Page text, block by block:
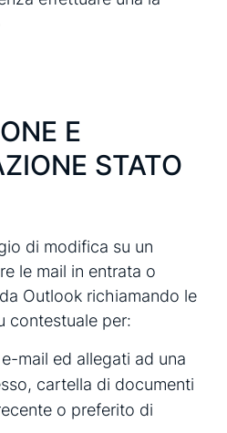
E
STATO
di modifica su un
le mail in entrata o
Outlook richiamando le
contestuale per:
mail ed allegati ad una
cartella di documenti
o preferito di